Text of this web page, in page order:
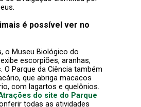
é possível ver no
o Museu Biológico do
escorpiões, aranhas,
Parque da Ciência também
que abriga macacos
com lagartos e quelônios.
do site do Parque
todas as atividades